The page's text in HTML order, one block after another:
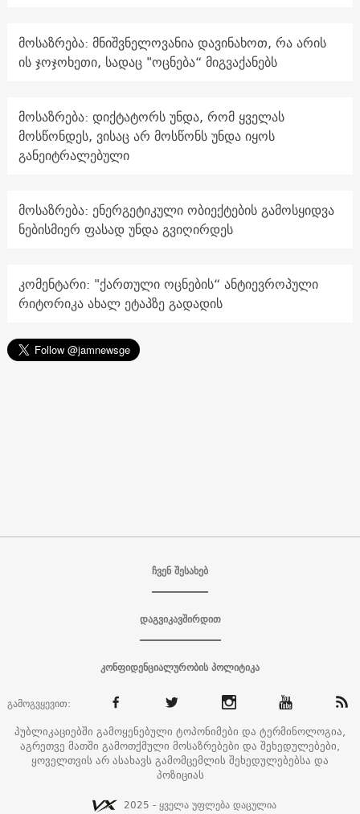
მოსაზრება: მნიშვნელოვანია დავინახოთ, რა არის
ის ჯოჯოხეთი, სადაც "ოცნება“ მიგვაქანებს
მოსაზრება: დიქტატორს უნდა, რომ ყველას
მოსწონდეს, ვისაც არ მოსწონს უნდა იყოს
განეიტრალებული
მოსაზრება: ენერგეტიკული ობიექტების გამოსყიდვა
ნებისმიერ ფასად უნდა გვიღირდეს
კომენტარი: "ქართული ოცნების“ ანტიევროპული
რიტორიკა ახალ ეტაპზე გადადის
ჩვენ შესახებ
დაგვიკავშირდით
კონფიდენციალურობის პოლიტიკა
გამოგვყევით:
პუბლიკაციებში გამოყენებული ტოპონიმები და ტერმინოლოგია,
აგრეთვე მათში გამოთქმული მოსაზრებები და შეხედულებები,
ყოველთვის არ ასახავს გამომცემლის შეხედულებებსა და
პოზიციას
2025 - ყველა უფლება დაცულია